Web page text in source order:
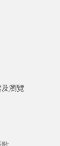
瀏覽